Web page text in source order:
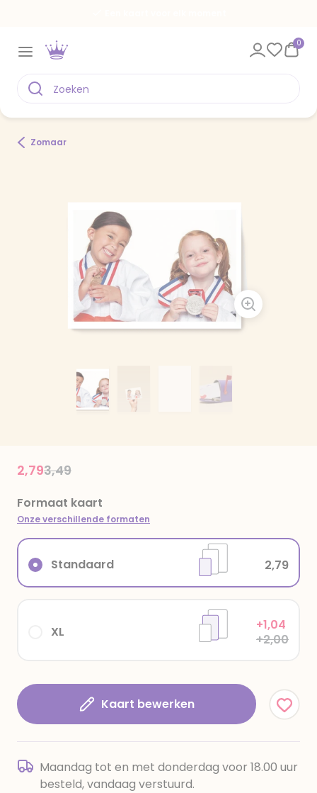
0
Zomaar
Price reduced from
3,49to
2,79
Formaat kaart
Onze verschillende formaten
XL
+1,04
+2,00
Standaard 2,79
Kaart bewerken
Maandag tot en met donderdag voor 18.00 uur
besteld, vandaag verstuurd.